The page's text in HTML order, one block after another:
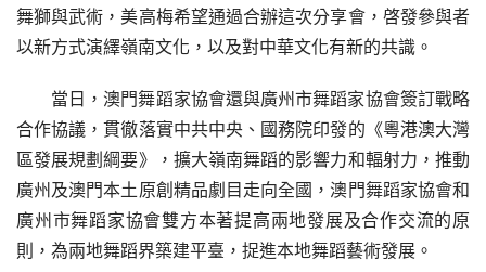
舞獅與武術，美高梅希望通過合辦這次分享會，啓發參與者
以新方式演繹嶺南文化，以及對中華文化有新的共識。
當日，澳門舞蹈家協會還與廣州市舞蹈家協會簽訂戰略
合作協議，貫徹落實中共中央、國務院印發的《粵港澳大灣
區發展規劃綱要》，擴大嶺南舞蹈的影響力和輻射力，推動
廣州及澳門本土原創精品劇目走向全國，澳門舞蹈家協會和
廣州市舞蹈家協會雙方本著提高兩地發展及合作交流的原
則，為兩地舞蹈界築建平臺，捉進本地舞蹈藝術發展。